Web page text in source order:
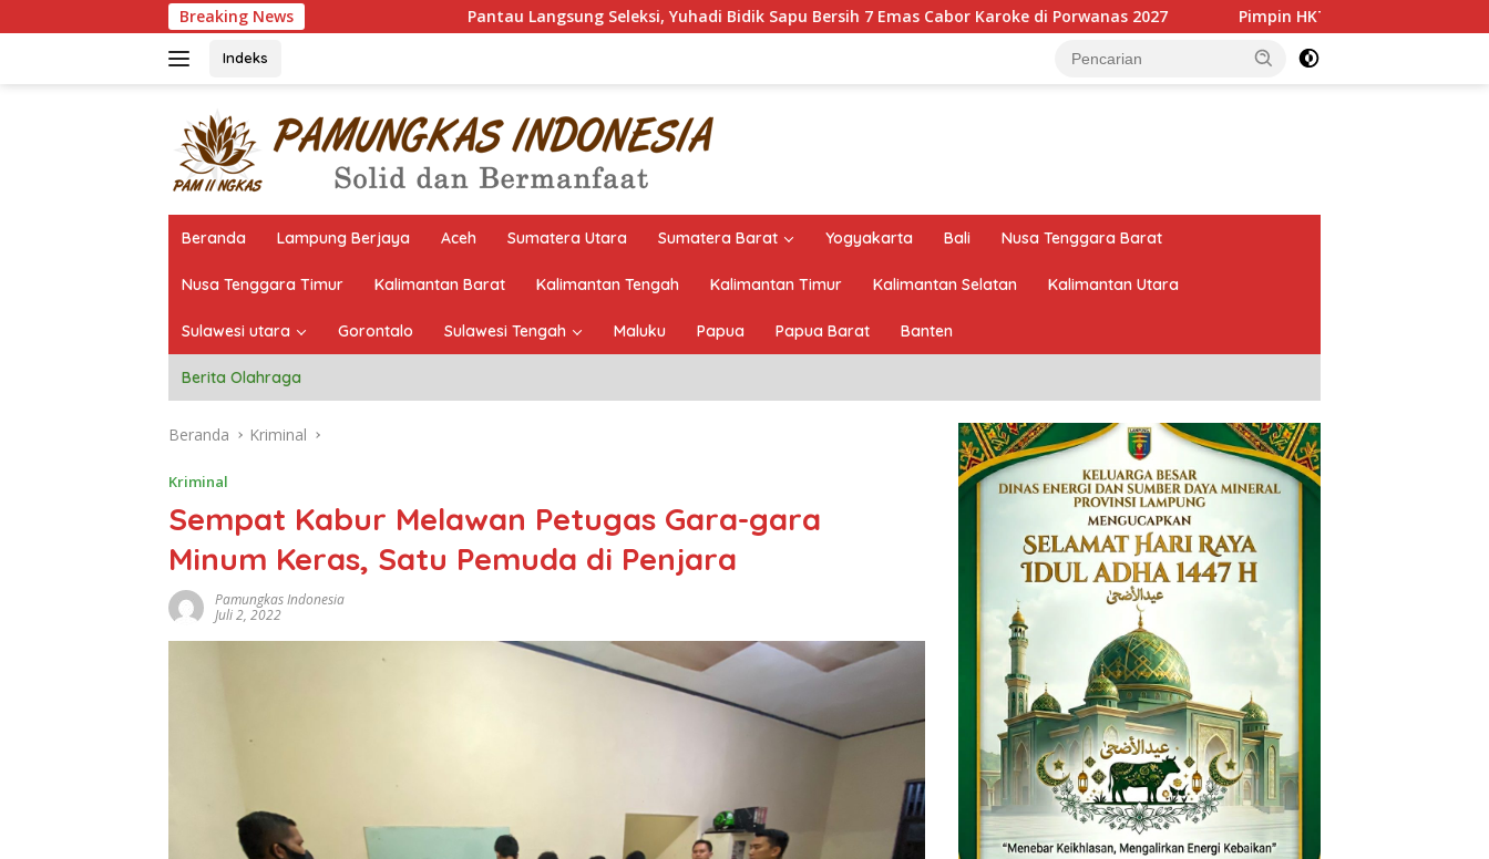
ke
Breaking News Pantau Langsung Seleksi, Yuhadi Bidik Sapu Bersih 7 Emas Cabor Karoke di Porwanas 2027 Pimpin HKTI Lampung, Mirza Targetkan Program
Indeks
Beranda Lampung Berjaya Aceh Sumatera Utara Sumatera Barat Yogyakarta Bali Nusa Tenggara Barat
Nusa Tenggara Timur Kalimantan Barat Kalimantan Tengah Kalimantan Timur Kalimantan Selatan Kalimantan Utara
Sulawesi utara Gorontalo Sulawesi Tengah Maluku Papua Papua Barat Banten
Berita Olahraga
Beranda Kriminal
Kriminal
Sempat Kabur Melawan Petugas Gara-gara
Minum Keras, Satu Pemuda di Penjara
Pamungkas Indonesia
Juli 2, 2022